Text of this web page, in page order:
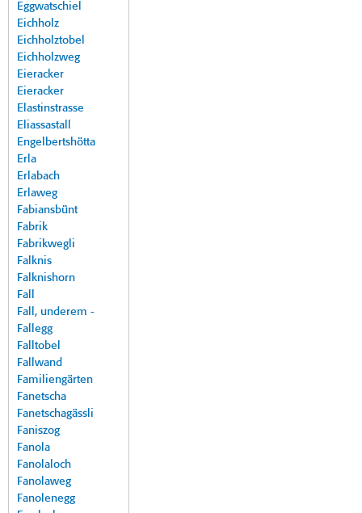
Eggwatschiel
Eichholz
Eichholztobel
Eichholzweg
Eieracker
Eieracker
Elastinstrasse
Eliassastall
Engelbertshötta
Erla
Erlabach
Erlaweg
Fabiansbünt
Fabrik
Fabrikwegli
Falknis
Falknishorn
Fall
Fall, underem -
Fallegg
Falltobel
Fallwand
Familiengärten
Fanetscha
Fanetschagässli
Faniszog
Fanola
Fanolaloch
Fanolaweg
Fanolenegg